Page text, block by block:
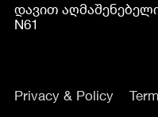
დავით
N61
Privacy & Policy